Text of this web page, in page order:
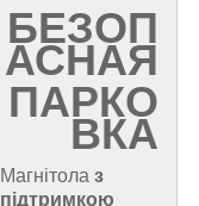
БЕЗОП
АСНАЯ
ПАРКО
ВКА
Магнітола з
підтримкою